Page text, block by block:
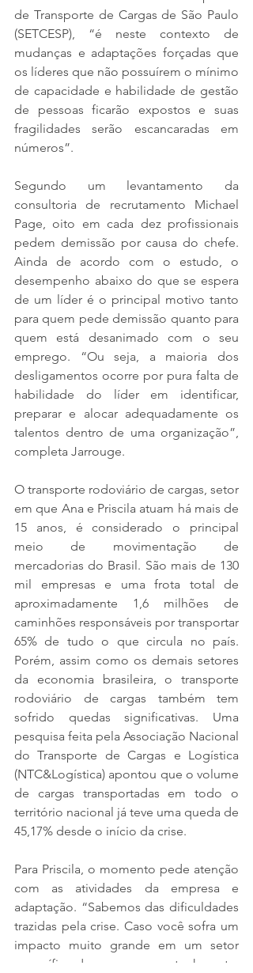
de Transporte de Cargas de São Paulo
(SETCESP), “é neste contexto de
mudanças e adaptações forçadas que
os líderes que não possuírem o mínimo
de capacidade e habilidade de gestão
de pessoas ficarão expostos e suas
fragilidades serão escancaradas em
números”.
Segundo um levantamento da
consultoria de recrutamento Michael
Page, oito em cada dez profissionais
pedem demissão por causa do chefe.
Ainda de acordo com o estudo, o
desempenho abaixo do que se espera
de um líder é o principal motivo tanto
para quem pede demissão quanto para
quem está desanimado com o seu
emprego. “Ou seja, a maioria dos
desligamentos ocorre por pura falta de
habilidade do líder em identificar,
preparar e alocar adequadamente os
talentos dentro de uma organização”,
completa Jarrouge.
O transporte rodoviário de cargas, setor
em que Ana e Priscila atuam há mais de
15 anos, é considerado o principal
meio de movimentação de
mercadorias do Brasil. São mais de 130
mil empresas e uma frota total de
aproximadamente 1,6 milhões de
caminhões responsáveis por transportar
65% de tudo o que circula no país.
Porém, assim como os demais setores
da economia brasileira, o transporte
rodoviário de cargas também tem
sofrido quedas significativas. Uma
pesquisa feita pela Associação Nacional
do Transporte de Cargas e Logística
(NTC&Logística) apontou que o volume
de cargas transportadas em todo o
território nacional já teve uma queda de
45,17% desde o início da crise.
Para Priscila, o momento pede atenção
com as atividades da empresa e
adaptação. “Sabemos das dificuldades
trazidas pela crise. Caso você sofra um
impacto muito grande em um setor
específico da empresa, mas tenha outra